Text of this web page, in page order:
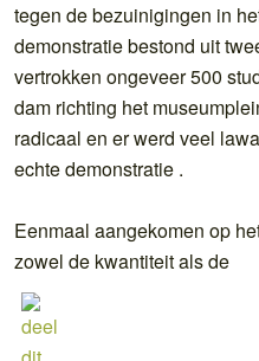
tegen de bezuinigingen in
demonstratie bestond uit
vertrokken ongeveer 500
dam richting het
radicaal en er werd veel
echte demonstratie .
Eenmaal aangekomen op
zowel de kwantiteit als de